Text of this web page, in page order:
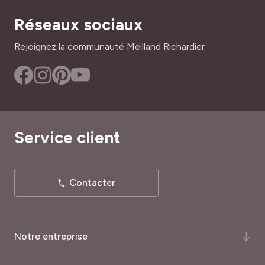
Réseaux sociaux
Rejoignez la communauté Meilland Richardier
Notre entreprise
Service client
Contacter